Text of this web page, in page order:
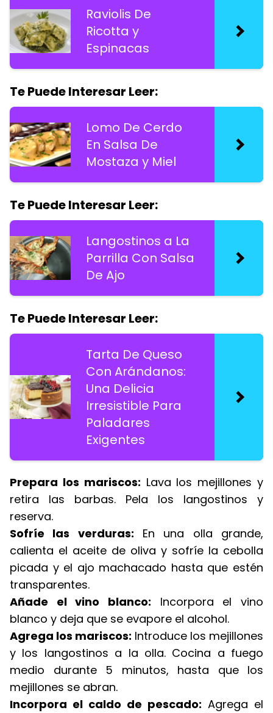
Raviolis De
Ricotta y
Espinacas
Te Puede Interesar Leer:
Lomo De Cerdo
En Salsa De
Mostaza y Miel
Te Puede Interesar Leer:
Langostinos a La
Parrilla Con Salsa
De Ajo
Te Puede Interesar Leer:
Tarta De Queso
Con Arándanos:
Una Delicia
Irresistible Para
Paladares
Exigentes
Prepara los mariscos: Lava los mejillones y
retira las barbas. Pela los langostinos y
reserva.
Sofríe las verduras: En una olla grande,
calienta el aceite de oliva y sofríe la cebolla
picada y el ajo machacado hasta que estén
transparentes.
Añade el vino blanco: Incorpora el vino
blanco y deja que se evapore el alcohol.
Agrega los mariscos: Introduce los mejillones
y los langostinos a la olla. Cocina a fuego
medio durante 5 minutos, hasta que los
mejillones se abran.
Incorpora el caldo de pescado: Agrega el